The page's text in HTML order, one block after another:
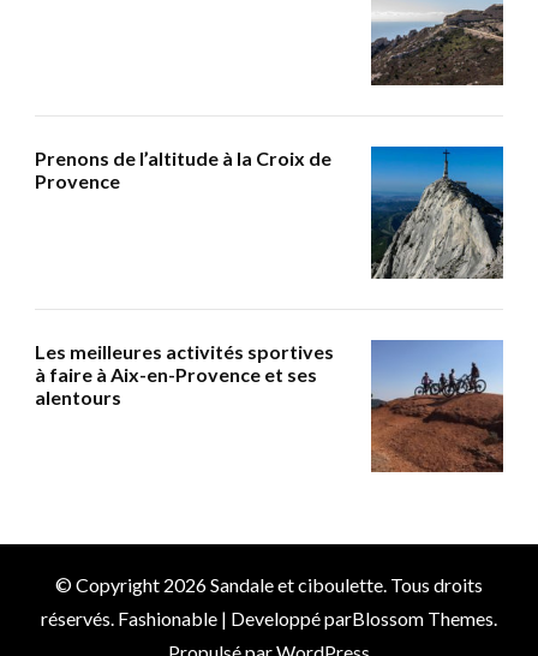
Prenons de l’altitude à la Croix de
Provence
Les meilleures activités sportives
à faire à Aix-en-Provence et ses
alentours
© Copyright 2026Sandale et ciboulette. Tous droits
réservés. Fashionable | Developpé parBlossom Themes.